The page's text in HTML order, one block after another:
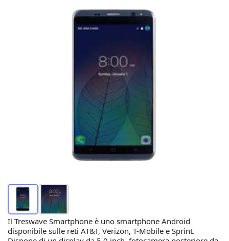
Il Treswave Smartphone è uno smartphone Android
disponibile sulle reti AT&T, Verizon, T-Mobile e Sprint.